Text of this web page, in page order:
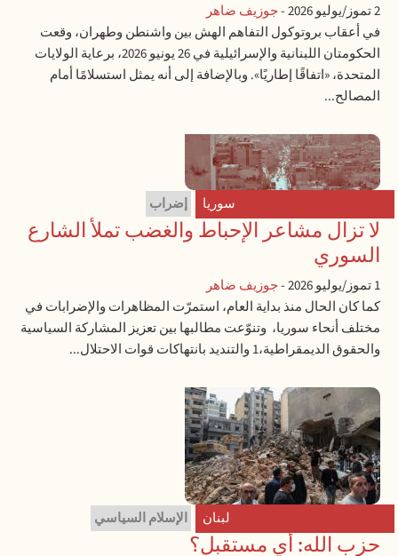
2 تموز/يوليو 2026 -جوزيف ضاهر
في أعقاب بروتوكول التفاهم الهش بين واشنطن وطهران، وقعت
الحكومتان اللبنانية والإسرائيلية في 26 يونيو 2026، برعاية الولايات
المتحدة، «اتفاقًا إطاريًا». وبالإضافة إلى أنه يمثل استسلامًا أمام
المصالح...
سوريا إضراب
لا تزال مشاعر الإحباط والغضب تملأ الشارع
السوري
1 تموز/يوليو 2026 -جوزيف ضاهر
كما كان الحال منذ بداية العام، استمرّت المظاهرات والإضرابات في
مختلف أنحاء سوريا، وتنوّعت مطالبها بين تعزيز المشاركة السياسية
والحقوق الديمقراطية،1 والتنديد بانتهاكات قوات الاحتلال...
لبنان الإسلام السياسي
حزب الله: أي مستقبل؟